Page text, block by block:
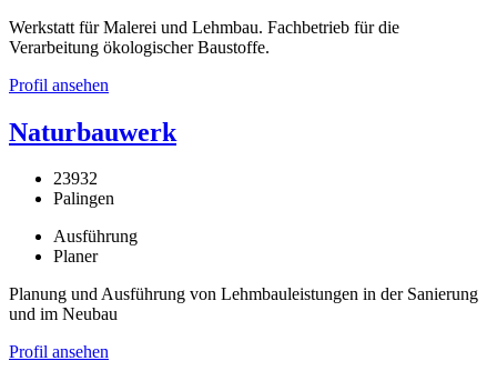
Werkstatt für Malerei und Lehmbau. Fachbetrieb für die
Verarbeitung ökologischer Baustoffe.
Profil ansehen
Naturbauwerk
23932
Palingen
Ausführung
Planer
Planung und Ausführung von Lehmbauleistungen in der Sanierung
und im Neubau
Profil ansehen